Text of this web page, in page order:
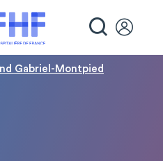
Gabriel-Montpied